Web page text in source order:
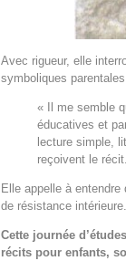
Avec rigueur, elle
symboliques
« Il me semble
éducatives et
lecture simple,
reçoivent le
Elle appelle à
de résistance intérieure.
Cette journée
récits pour enfants,